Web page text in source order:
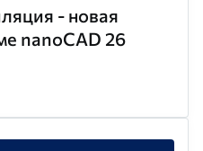
- новая
nanoCAD 26